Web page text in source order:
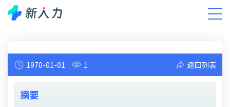
新闻中心 小新有话说
1970-01-01 1 返回列表
摘要